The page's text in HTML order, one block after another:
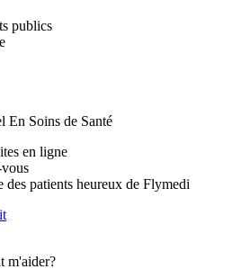
publics
En Soins de Santé
en ligne
patients heureux de Flymedi
m'aider?